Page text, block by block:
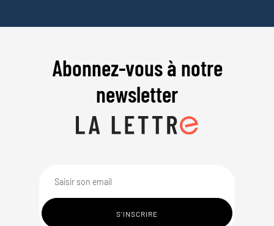
Abonnez-vous à notre
newsletter